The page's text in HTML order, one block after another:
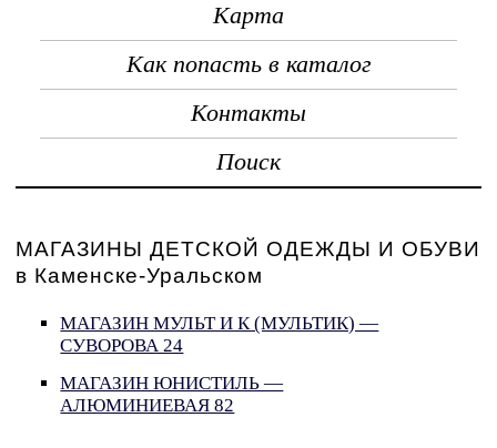
Карта
Как попасть в каталог
Контакты
Поиск
МАГАЗИНЫ ДЕТСКОЙ ОДЕЖДЫ И ОБУВИ
в Каменске-Уральском
МАГАЗИН МУЛЬТ И К (МУЛЬТИК) —
СУВОРОВА 24
МАГАЗИН ЮНИСТИЛЬ —
АЛЮМИНИЕВАЯ 82